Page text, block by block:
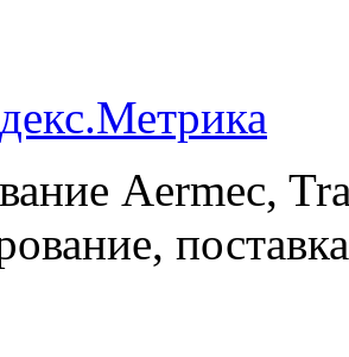
Aermec,